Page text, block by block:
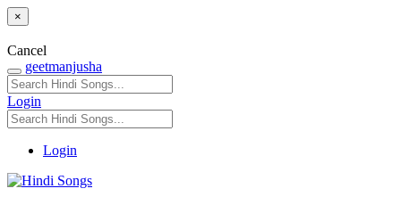
×
Cancel
geetmanjusha
Login
Login